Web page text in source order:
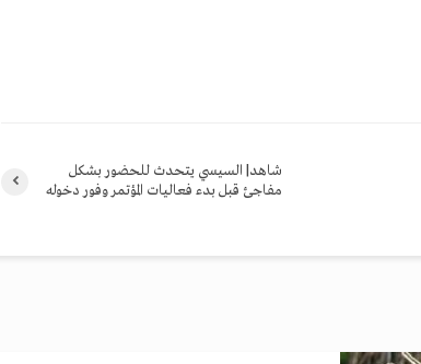
شاهد| السيسي يتحدث للحضور بشكل
مفاجئ قبل بدء فعاليات المؤتمر وفور دخوله